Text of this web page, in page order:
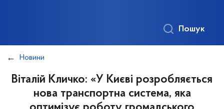
Пошук
Новини
Віталій Кличко: «У Києві розробляється
нова транспортна система, яка